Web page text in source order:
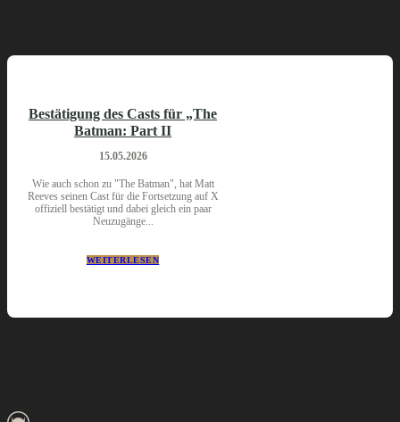
Bestätigung des Casts für „The
Batman: Part II
15.05.2026
Wie auch schon zu "The Batman", hat Matt
Reeves seinen Cast für die Fortsetzung auf X
offiziell bestätigt und dabei gleich ein paar
Neuzugänge...
WEITERLESEN